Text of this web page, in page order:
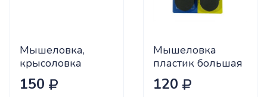
Мышеловка,
крысоловка
металлическая
Rat & Mouse, 2 шт
150
Мышеловка
пластик большая
(144) КХ-9003
120